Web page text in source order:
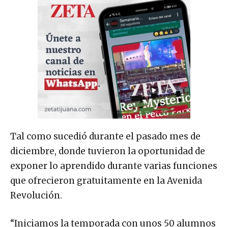
Tal como sucedió durante el pasado mes de
diciembre, donde tuvieron la oportunidad de
exponer lo aprendido durante varias funciones
que ofrecieron gratuitamente en la Avenida
Revolución.
“Iniciamos la temporada con unos 50 alumnos